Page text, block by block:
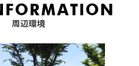
周辺環境